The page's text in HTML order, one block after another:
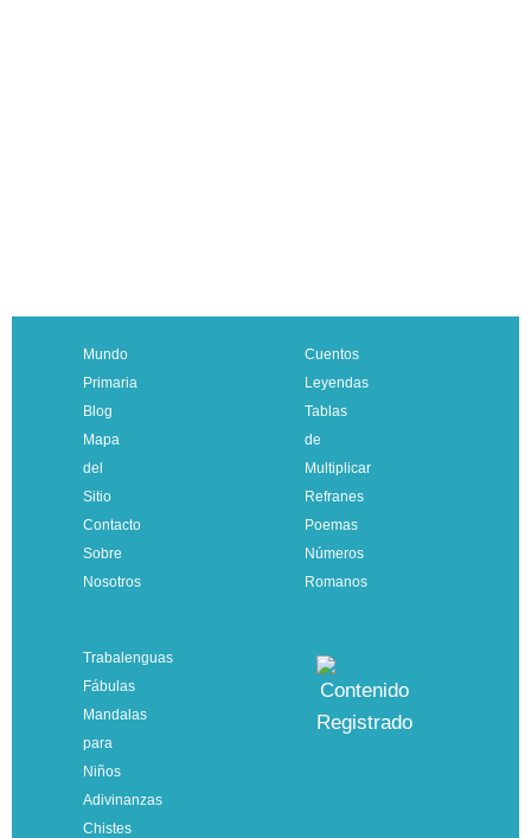
Mundo
Primaria
Blog
Mapa
del
Sitio
Contacto
Sobre
Nosotros
Cuentos
Leyendas
Tablas
de
Multiplicar
Refranes
Poemas
Números
Romanos
Trabalenguas
Fábulas
Mandalas
para
Niños
Adivinanzas
Chistes